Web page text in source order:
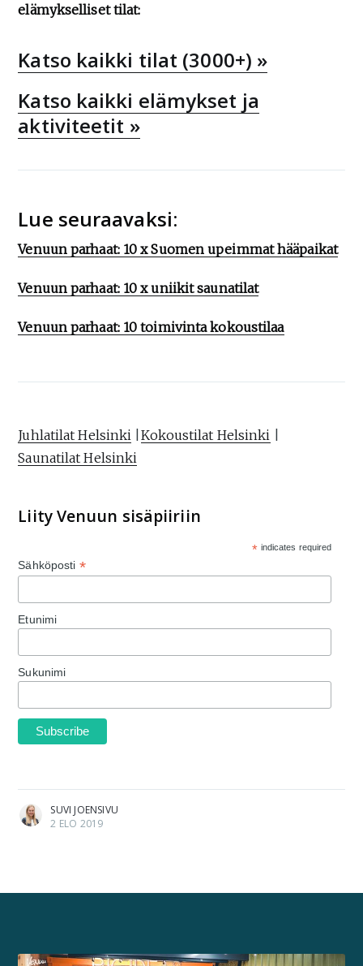
elämykselliset tilat:
Katso kaikki tilat (3000+) »
Katso kaikki elämykset ja
aktiviteetit »
Lue seuraavaksi:
Venuun parhaat: 10 x Suomen upeimmat hääpaikat
Venuun parhaat: 10 x uniikit saunatilat
Venuun parhaat: 10 toimivinta kokoustilaa
Juhlatilat Helsinki Kokoustilat Helsinki
Saunatilat Helsinki
Liity Venuun sisäpiiriin
* indicates required
Sähköposti *
Etunimi
Sukunimi
SUVI JOENSIVU
2 ELO 2019